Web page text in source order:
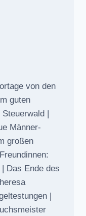
von den
guten
|
Männer-
großen
Das Ende des
|